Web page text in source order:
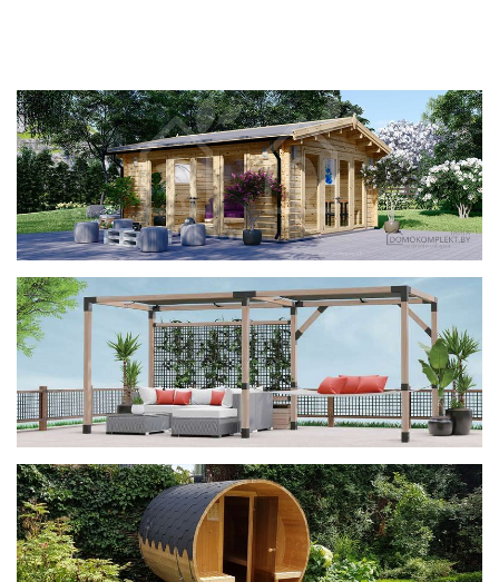
фотогалерея
ДОМИКИ
фотогалерея
Беседки CUBE